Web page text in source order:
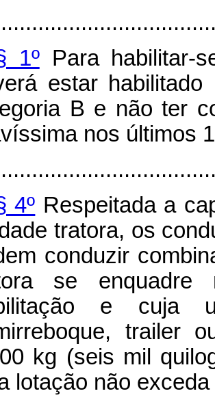
1ºPara habilitar-
estar
B e não ter
nos últimos
4º Respeitada a
tratora, os
conduzir
se enquadre
e cuja
trailerou
kg (seis mil
lotação não